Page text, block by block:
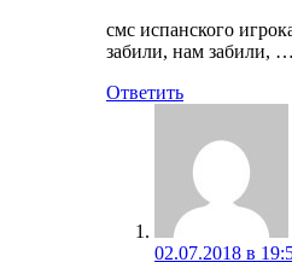
смс испанского
забили, нам забили,
Ответить
02.07.2018 в